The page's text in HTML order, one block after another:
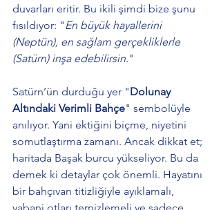
duvarları eritir. Bu ikili şimdi bize şunu
fısıldıyor: "En büyük hayallerini
(Neptün), en sağlam gerçekliklerle
(Satürn) inşa edebilirsin."
Satürn’ün durduğu yer "Dolunay
Altındaki Verimli Bahçe" sembolüyle
anılıyor. Yani ektiğini biçme, niyetini
somutlaştırma zamanı. Ancak dikkat et;
haritada Başak burcu yükseliyor. Bu da
demek ki detaylar çok önemli. Hayatını
bir bahçıvan titizliğiyle ayıklamalı,